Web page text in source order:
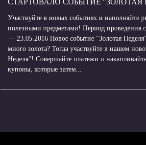
СТАРТОВАЛО СОБЫТИЕ "ЗОЛОТАЯ
Участвуйте в новых событиях и наполняйте
полезными предметами! Период проведения
— 23.05.2016 Новое событие "Золотая
много золота? Тогда участвуйте в нашем
Неделя"! Совершайте платежи и
купоны, которые затем...